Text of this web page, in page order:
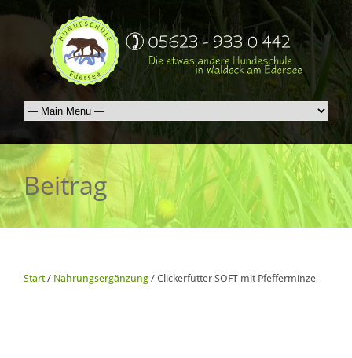
Beitrag
Start / Nahrungsergänzung / Clickerfutter SOFT mit Pfefferminze